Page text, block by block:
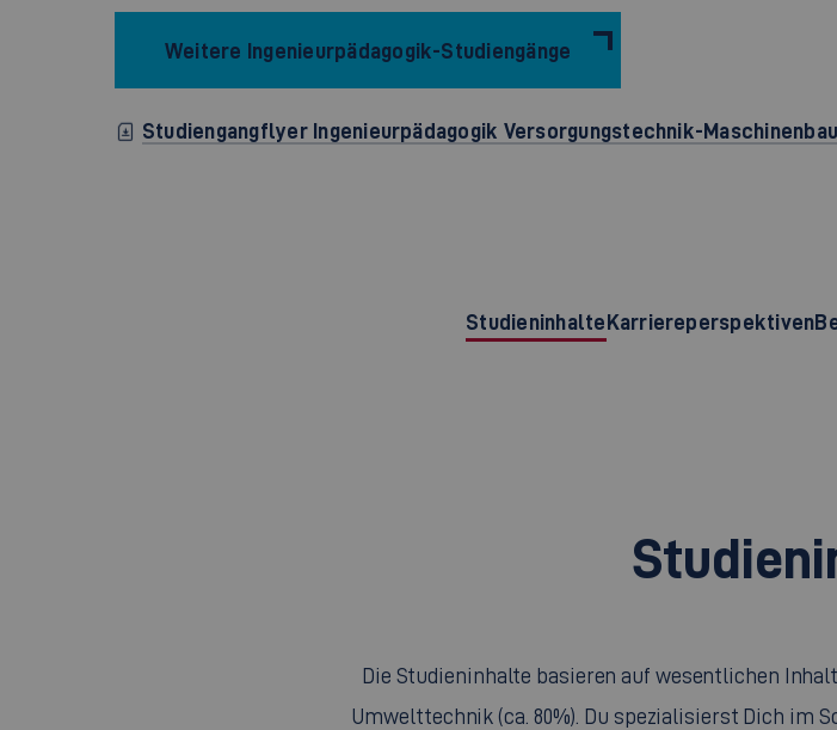
Weitere Ingenieurpädagogik-Studiengänge
Studiengangflyer Ingenieurpädagogik Versorgungstechnik-Maschinenbau
StudieninhalteKarriereperspektiven
Die Studieninhalte basieren auf wesentlichen
Umwelttechnik (ca. 80%). Du spezialisierst Dich im